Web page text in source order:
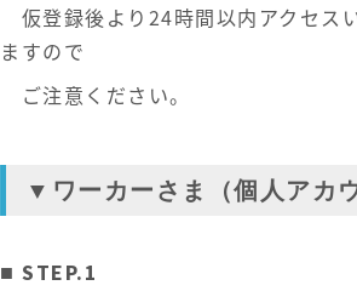
仮登録後より24時間以内アクセス
ますので
ご注意ください。
▼ワーカーさま（個人アカ
■ STEP.1